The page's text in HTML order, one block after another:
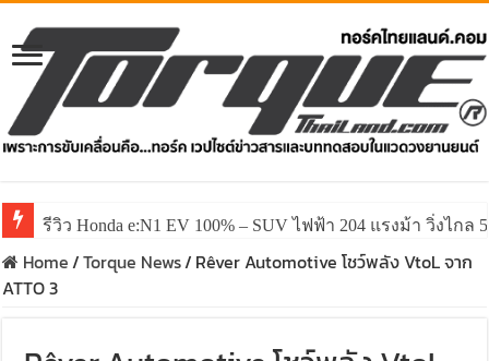
รีวิว Honda e:N1 EV 100% – SUV ไฟฟ้า 204 แรงม้า วิ่งไกล
รีวิว ลองขับ All New GWM HAVAL H6 ปรับโฉมหน้าใหม่
Home/Torque News/ Rêver Automotive โชว์พลัง VtoL จาก
ATTO 3